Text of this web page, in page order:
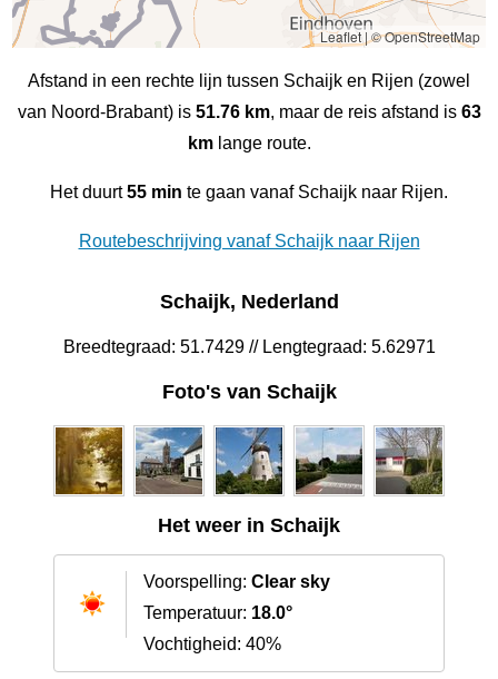
Leaflet|© OpenStreetMap
Afstand in een rechte lijn tussen Schaijk en Rijen (zowel
van Noord-Brabant) is 51.76 km, maar de reis afstand is 63
kmlange route.
Het duurt55 min te gaan vanaf Schaijk naar Rijen.
Routebeschrijving vanaf Schaijk naar Rijen
Schaijk, Nederland
Breedtegraad: 51.7429 // Lengtegraad: 5.62971
Foto's van Schaijk
Het weer in Schaijk
Voorspelling: Clear sky
Temperatuur: 18.0°
Vochtigheid: 40%